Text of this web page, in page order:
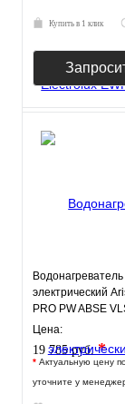
Купить в 1 клик
Водонагреватель
электрический
PRO PW ABSE
л.) настенный,
Цена:
19 785 руб.*
* Актуальную цену
уточните у